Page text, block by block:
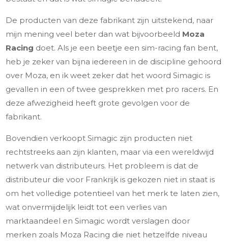
De producten van deze fabrikant zijn uitstekend, naar
mijn mening veel beter dan wat bijvoorbeeld Moza
Racing doet. Als je een beetje een sim-racing fan bent,
heb je zeker van bijna iedereen in de discipline gehoord
over Moza, en ik weet zeker dat het woord Simagic is
gevallen in een of twee gesprekken met pro racers. En
deze afwezigheid heeft grote gevolgen voor de
fabrikant.
Bovendien verkoopt Simagic zijn producten niet
rechtstreeks aan zijn klanten, maar via een wereldwijd
netwerk van distributeurs. Het probleem is dat de
distributeur die voor Frankrijk is gekozen niet in staat is
om het volledige potentieel van het merk te laten zien,
wat onvermijdelijk leidt tot een verlies van
marktaandeel en Simagic wordt verslagen door
merken zoals Moza Racing die niet hetzelfde niveau